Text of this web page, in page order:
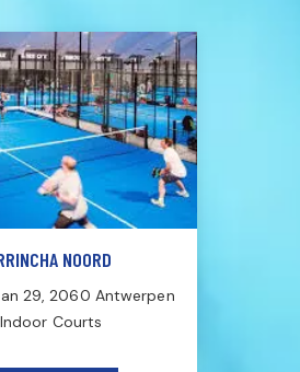
NOORD
29, 2060 Antwerpen
Courts